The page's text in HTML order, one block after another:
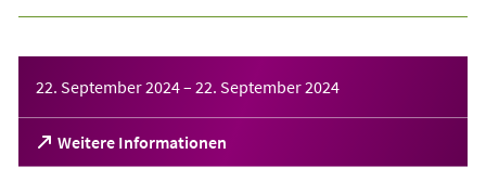
22. September 2024– 22. September 2024
Weitere Informationen
(Öffnet
in